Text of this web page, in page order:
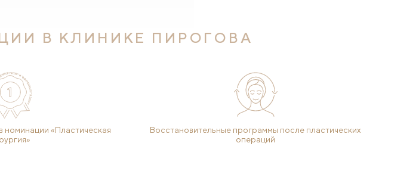
В КЛИНИКЕ ПИРОГОВА
номинации «Пластическая
Восстановительные программы после пластических
операций